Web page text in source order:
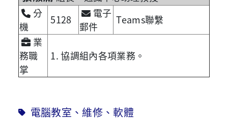
分
機
5128
電子
郵件
Teams聯繫
業
務職
掌
1. 協調組內各項業務。
電腦教室、維修、軟體